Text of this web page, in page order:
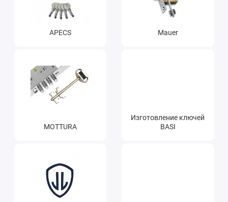
Ателье
Ремонт обуви
Ремонт сумок
Ремонт зонтов
Ремонт очков
Ремонт мелкой бытовой техники
Ремонт брелков автосигнализации
APECS Mauer
MOTTURA
Изготовление ключей
BASI